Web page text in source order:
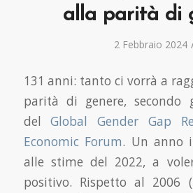
alla parità di
2 Febbraio 2024
131 anni: tanto ci vorrà a
parità di genere, secondo
delGlobal Gender Gap
Economic Forum. Un anno
alle stime del 2022, a
positivo. Rispetto al 2006